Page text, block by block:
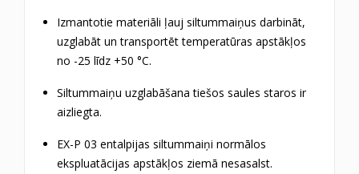
Izmantotie materiāli ļauj siltummaiņus darbināt,
uzglabāt un transportēt temperatūras apstākļos
no -25 līdz +50 °C.
Siltummaiņu uzglabāšana tiešos saules staros ir
aizliegta.
EX-P 03 entalpijas siltummaiņi normālos
ekspluatācijas apstākļos ziemā nesasalst.